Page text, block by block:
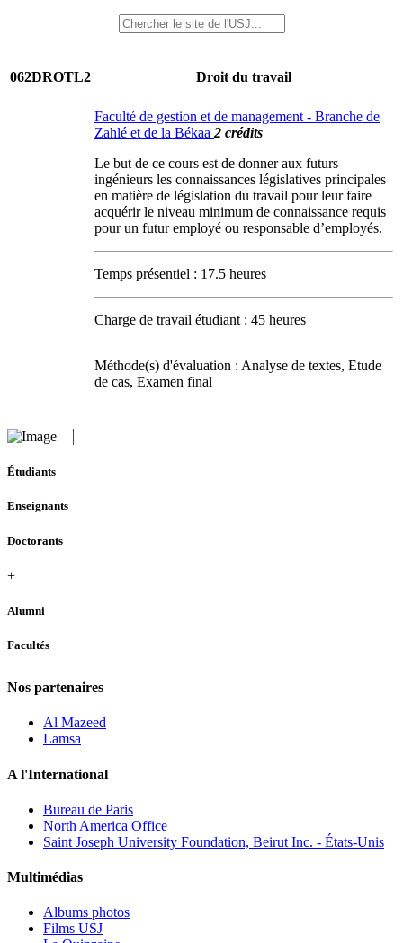
062DROTL2 Droit du travail
Faculté de gestion et de management - Branche de
Zahlé et de la Békaa 2 crédits
Le but de ce cours est de donner aux futurs
ingénieurs les connaissances législatives principales
en matière de législation du travail pour leur faire
acquérir le niveau minimum de connaissance requis
pour un futur employé ou responsable d’employés.
Temps présentiel : 17.5 heures
Charge de travail étudiant : 45 heures
Méthode(s) d'évaluation : Analyse de textes, Etude
de cas, Examen final
Étudiants
Enseignants
Doctorants
+
Alumni
Facultés
Nos partenaires
Al Mazeed
Lamsa
A l'International
Bureau de Paris
North America Office
Saint Joseph University Foundation, Beirut Inc. - États-Unis
Multimédias
Albums photos
Films USJ